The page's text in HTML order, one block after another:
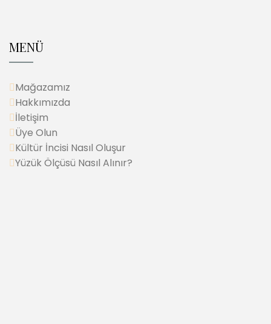
MENÜ
Mağazamız
Hakkımızda
İletişim
Üye Olun
Kültür İncisi Nasıl Oluşur
Yüzük Ölçüsü Nasıl Alınır?